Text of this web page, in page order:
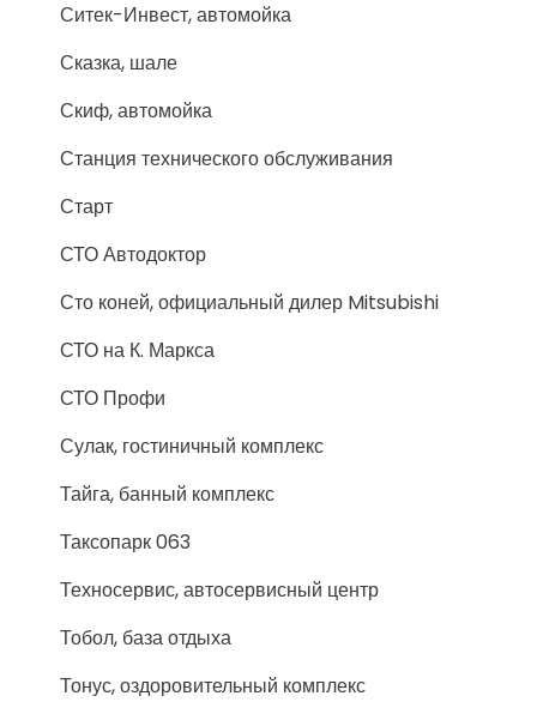
Ситек-Инвест, автомойка
Сказка, шале
Скиф, автомойка
Станция технического обслуживания
Старт
СТО Автодоктор
Сто коней, официальный дилер Mitsubishi
СТО на К. Маркса
СТО Профи
Сулак, гостиничный комплекс
Тайга, банный комплекс
Таксопарк 063
Техносервис, автосервисный центр
Тобол, база отдыха
Тонус, оздоровительный комплекс